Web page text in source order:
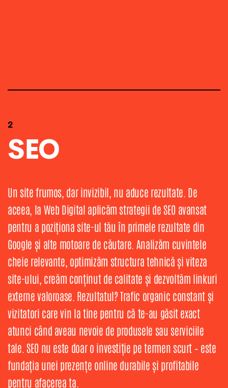
2
SEO
Un site frumos, dar invizibil, nu aduce rezultate. De
aceea, la Web Digital aplicăm strategii de SEO avansat
pentru a poziționa site-ul tău în primele rezultate din
Google și alte motoare de căutare. Analizăm cuvintele
cheie relevante, optimizăm structura tehnică și viteza
site-ului, creăm conținut de calitate și dezvoltăm linkuri
externe valoroase. Rezultatul? Trafic organic constant și
vizitatori care vin la tine pentru că te-au găsit exact
atunci când aveau nevoie de produsele sau serviciile
tale. SEO nu este doar o investiție pe termen scurt – este
fundația unei prezențe online durabile și profitabile
pentru afacerea ta.